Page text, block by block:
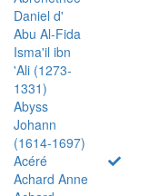
Daniel d'
Abu Al-Fida
Isma'il ibn
'Ali (1273-
1331)
Abyss
Johann
(1614-1697)
Acéré
Achard Anne